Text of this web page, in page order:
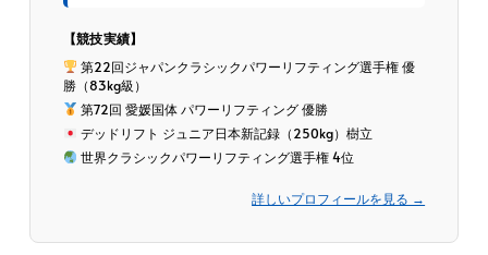
【競技実績】
第22回ジャパンクラシックパワーリフティング選手権 優
勝（83kg級）
第72回 愛媛国体 パワーリフティング 優勝
デッドリフト ジュニア日本新記録（250kg）樹立
世界クラシックパワーリフティング選手権 4位
詳しいプロフィールを見る →